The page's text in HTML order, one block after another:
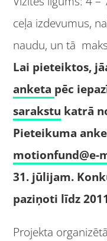
ceļa izdevumus,
naudu, un tā
Lai pieteiktos,
anketa pēc
sarakstu katrā
Pieteikuma
motionfund@e-
31. jūlijam.
paziņoti līdz
Projekta